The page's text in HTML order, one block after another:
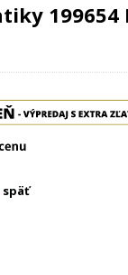
199654
späť